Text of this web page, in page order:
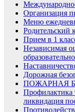
Организация
Меню
Родительский
Прием в 1
Независимая
Дорожная
ПОЖАРНАЯ
Профилактика
ликвидация